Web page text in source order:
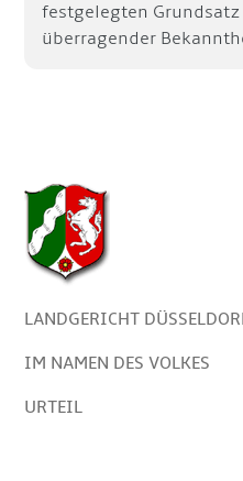
festgelegten
überragender
LANDGERICHT
IM NAMEN DES VOLKES
URTEIL